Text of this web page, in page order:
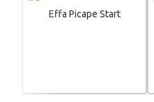
Effa Picape Start